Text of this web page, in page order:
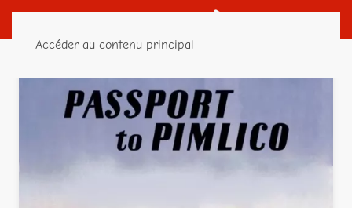
Accéder au contenu principal